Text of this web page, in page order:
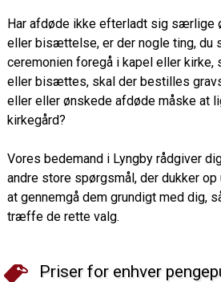
Har afdøde ikke efterladt sig særlige
eller bisættelse, er der nogle ting, du
ceremonien foregå i kapel eller kirke,
eller bisættes, skal der bestilles
eller eller ønskede afdøde måske at
kirkegård?
Vores bedemand i Lyngby rådgiver
andre store spørgsmål, der dukker
at gennemgå dem grundigt med dig,
træffe de rette valg.
Priser for enhver